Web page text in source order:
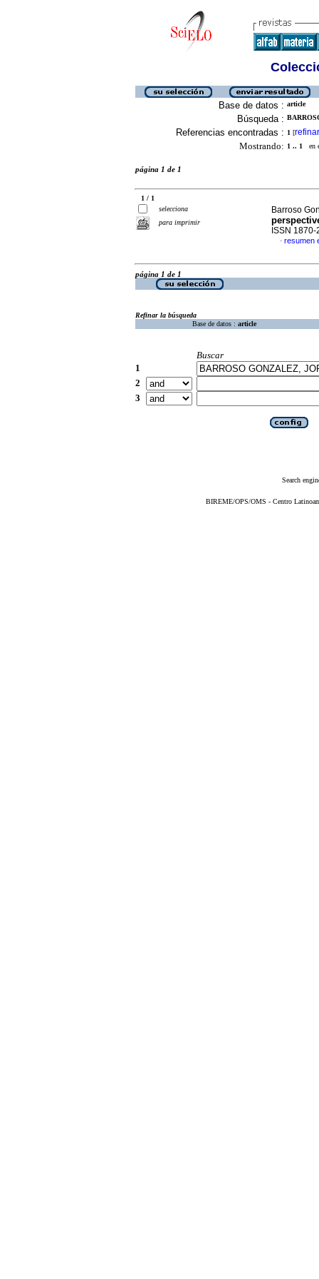
Base de datos : article
Búsqueda :
Referencias encontradas : 1 [refinar
Mostrando: 1 .. 1 en
página 1 de 1
1 / 1
selecciona
para imprimir
Barroso
ISSN 1870-
· resumen
página 1 de 1
Refinar la búsqueda
Base de datos : article
Buscar
1
2
3
Search
BIREME/OPS/OMS - Centro